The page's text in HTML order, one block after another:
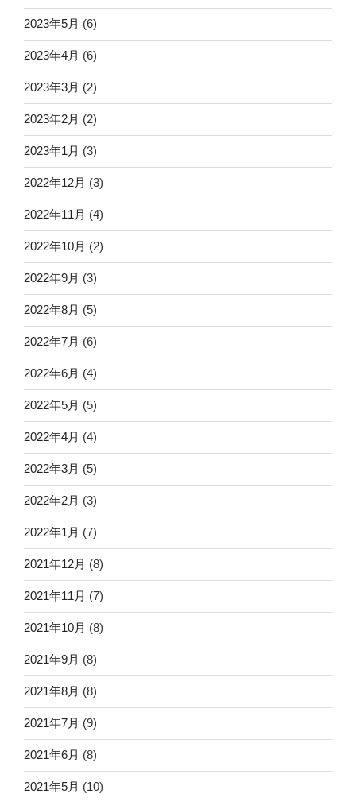
2023年5月 (6)
2023年4月 (6)
2023年3月 (2)
2023年2月 (2)
2023年1月 (3)
2022年12月 (3)
2022年11月 (4)
2022年10月 (2)
2022年9月 (3)
2022年8月 (5)
2022年7月 (6)
2022年6月 (4)
2022年5月 (5)
2022年4月 (4)
2022年3月 (5)
2022年2月 (3)
2022年1月 (7)
2021年12月 (8)
2021年11月 (7)
2021年10月 (8)
2021年9月 (8)
2021年8月 (8)
2021年7月 (9)
2021年6月 (8)
2021年5月 (10)